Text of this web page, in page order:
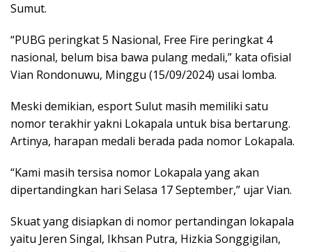
Sumut.
“PUBG peringkat 5 Nasional, Free Fire peringkat 4
nasional, belum bisa bawa pulang medali,” kata ofisial
Vian Rondonuwu, Minggu (15/09/2024) usai lomba.
Meski demikian, esport Sulut masih memiliki satu
nomor terakhir yakni Lokapala untuk bisa bertarung.
Artinya, harapan medali berada pada nomor Lokapala.
“Kami masih tersisa nomor Lokapala yang akan
dipertandingkan hari Selasa 17 September,” ujar Vian.
Skuat yang disiapkan di nomor pertandingan lokapala
yaitu Jeren Singal, Ikhsan Putra, Hizkia Songgigilan,